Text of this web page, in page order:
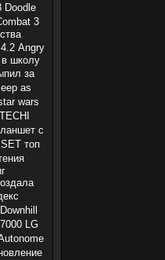
Doodle
3
Angry
в школу
за
as
wars
с
топ
Downhill
LG